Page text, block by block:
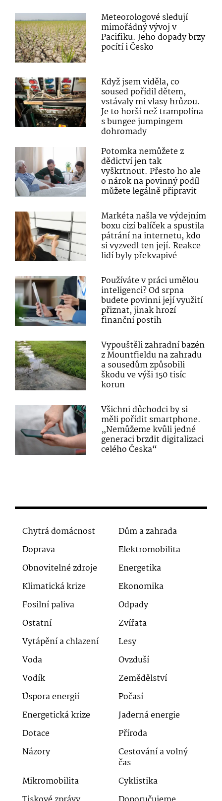
Meteorologové sledují
mimořádný vývoj v
Pacifiku. Jeho dopady brzy
pocítí i Česko
Když jsem viděla, co
soused pořídil dětem,
vstávaly mi vlasy hrůzou.
Je to horší než trampolína
s bungee jumpingem
dohromady
Potomka nemůžete z
dědictví jen tak
vyškrtnout. Přesto ho ale
o nárok na povinný podíl
můžete legálně připravit
Markéta našla ve výdejním
boxu cizí balíček a spustila
pátrání na internetu, kdo
si vyzvedl ten její. Reakce
lidí byly překvapivé
Používáte v práci umělou
inteligenci? Od srpna
budete povinni její využití
přiznat, jinak hrozí
finanční postih
Vypouštěli zahradní bazén
z Mountfieldu na zahradu
a sousedům způsobili
škodu ve výši 150 tisíc
korun
Všichni důchodci by si
měli pořídit smartphone.
„Nemůžeme kvůli jedné
generaci brzdit digitalizaci
celého Česka“
Chytrá domácnost
Dům a zahrada
Doprava
Elektromobilita
Obnovitelné zdroje
Energetika
Klimatická krize
Ekonomika
Fosilní paliva
Odpady
Ostatní
Zvířata
Vytápění a chlazení
Lesy
Voda
Ovzduší
Vodík
Zemědělství
Úspora energií
Počasí
Energetická krize
Jaderná energie
Dotace
Příroda
Názory
Cestování a volný
čas
Mikromobilita
Cyklistika